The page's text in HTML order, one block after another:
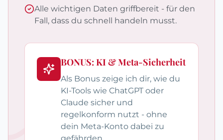
Alle wichtigen Daten griffbereit - für den
Fall, dass du schnell handeln musst.
BONUS: KI & Meta-Sicherheit
Als Bonus zeige ich dir, wie du
KI-Tools wie ChatGPT oder
Claude sicher und
regelkonform nutzt - ohne
dein Meta-Konto dabei zu